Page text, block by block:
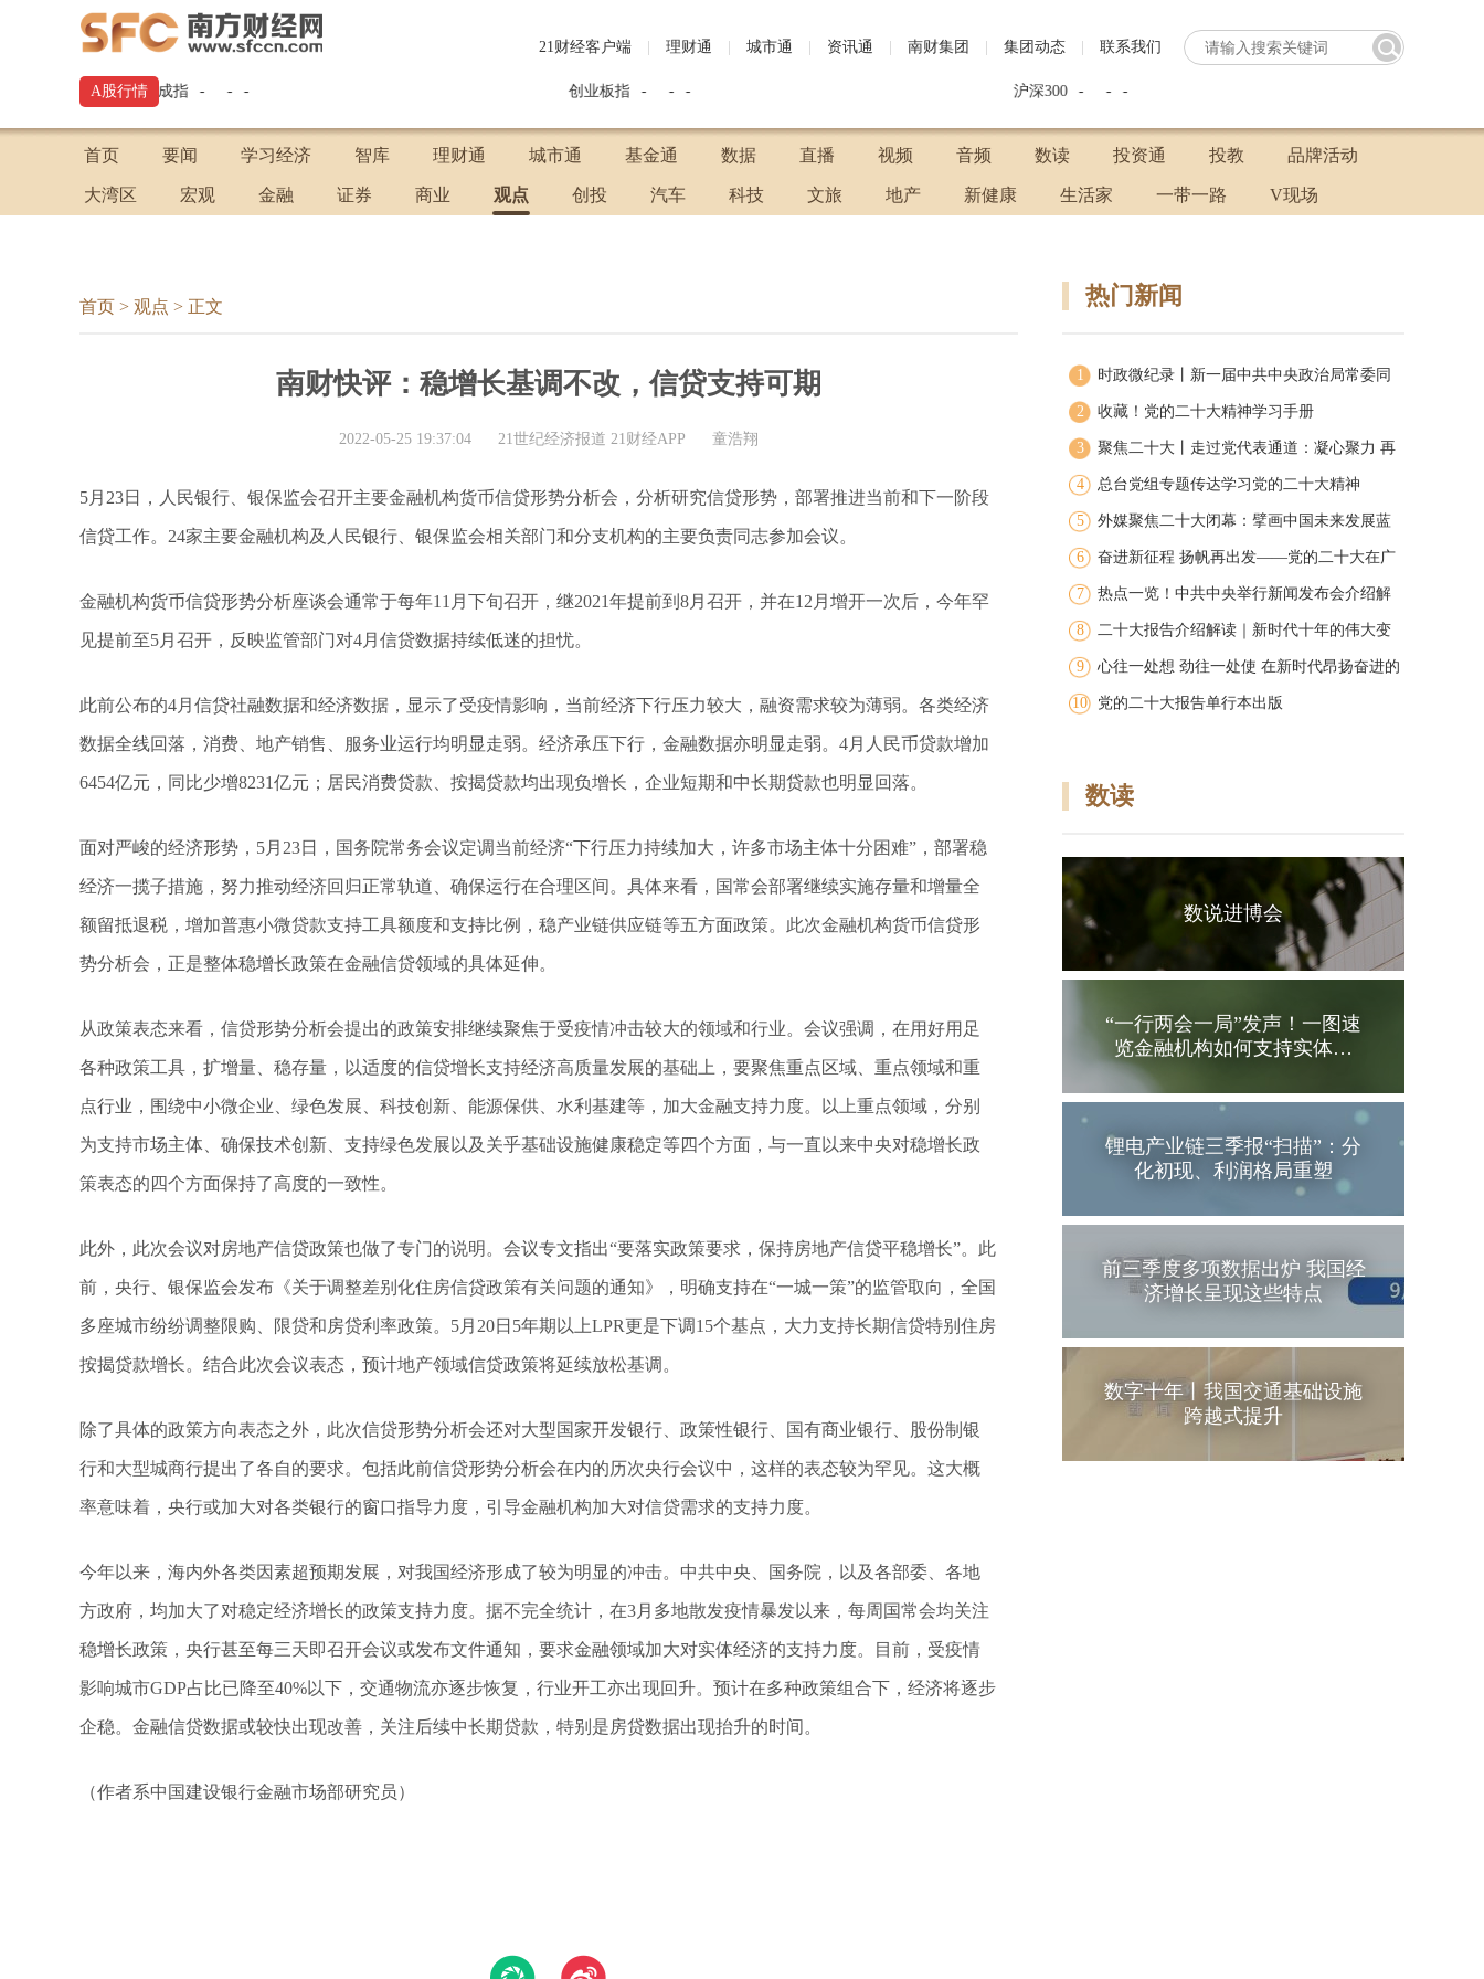
21财经客户端 理财通 城市通 资讯通 南财集团 集团动态 联系我们
A股行情
深证成指 - 创业板指 - 沪深300 -
首页 要闻 学习经济 智库 理财通 城市通 基金通 数据 直播 视频 音频 数读 投资通 投教 品牌活动
大湾区 宏观 金融 证券 商业 观点 创投 汽车 科技 文旅 地产 新健康 生活家 一带一路 V现场
首页 > 观点 > 正文
南财快评：稳增长基调不改，信贷支持可期
2022-05-25 19:37:04 21世纪经济报道 21财经APP 童浩翔
5月23日，人民银行、银保监会召开主要金融机构货币信贷形势分析会，分析研究信贷形势，部署推进当前和下一阶段
信贷工作。24家主要金融机构及人民银行、银保监会相关部门和分支机构的主要负责同志参加会议。
金融机构货币信贷形势分析座谈会通常于每年11月下旬召开，继2021年提前到8月召开，并在12月增开一次后，今年罕
见提前至5月召开，反映监管部门对4月信贷数据持续低迷的担忧。
此前公布的4月信贷社融数据和经济数据，显示了受疫情影响，当前经济下行压力较大，融资需求较为薄弱。各类经济
数据全线回落，消费、地产销售、服务业运行均明显走弱。经济承压下行，金融数据亦明显走弱。4月人民币贷款增加
6454亿元，同比少增8231亿元；居民消费贷款、按揭贷款均出现负增长，企业短期和中长期贷款也明显回落。
面对严峻的经济形势，5月23日，国务院常务会议定调当前经济“下行压力持续加大，许多市场主体十分困难”，部署稳
经济一揽子措施，努力推动经济回归正常轨道、确保运行在合理区间。具体来看，国常会部署继续实施存量和增量全
额留抵退税，增加普惠小微贷款支持工具额度和支持比例，稳产业链供应链等五方面政策。此次金融机构货币信贷形
势分析会，正是整体稳增长政策在金融信贷领域的具体延伸。
从政策表态来看，信贷形势分析会提出的政策安排继续聚焦于受疫情冲击较大的领域和行业。会议强调，在用好用足
各种政策工具，扩增量、稳存量，以适度的信贷增长支持经济高质量发展的基础上，要聚焦重点区域、重点领域和重
点行业，围绕中小微企业、绿色发展、科技创新、能源保供、水利基建等，加大金融支持力度。以上重点领域，分别
为支持市场主体、确保技术创新、支持绿色发展以及关乎基础设施健康稳定等四个方面，与一直以来中央对稳增长政
策表态的四个方面保持了高度的一致性。
此外，此次会议对房地产信贷政策也做了专门的说明。会议专文指出“要落实政策要求，保持房地产信贷平稳增长”。此
前，央行、银保监会发布《关于调整差别化住房信贷政策有关问题的通知》，明确支持在“一城一策”的监管取向，全国
多座城市纷纷调整限购、限贷和房贷利率政策。5月20日5年期以上LPR更是下调15个基点，大力支持长期信贷特别住房
按揭贷款增长。结合此次会议表态，预计地产领域信贷政策将延续放松基调。
除了具体的政策方向表态之外，此次信贷形势分析会还对大型国家开发银行、政策性银行、国有商业银行、股份制银
行和大型城商行提出了各自的要求。包括此前信贷形势分析会在内的历次央行会议中，这样的表态较为罕见。这大概
率意味着，央行或加大对各类银行的窗口指导力度，引导金融机构加大对信贷需求的支持力度。
今年以来，海内外各类因素超预期发展，对我国经济形成了较为明显的冲击。中共中央、国务院，以及各部委、各地
方政府，均加大了对稳定经济增长的政策支持力度。据不完全统计，在3月多地散发疫情暴发以来，每周国常会均关注
稳增长政策，央行甚至每三天即召开会议或发布文件通知，要求金融领域加大对实体经济的支持力度。目前，受疫情
影响城市GDP占比已降至40%以下，交通物流亦逐步恢复，行业开工亦出现回升。预计在多种政策组合下，经济将逐步
企稳。金融信贷数据或较快出现改善，关注后续中长期贷款，特别是房贷数据出现抬升的时间。
（作者系中国建设银行金融市场部研究员）
热门新闻
1 时政微纪录丨新一届中共中央政治局常委同
中外记者见面
2 收藏！党的二十大精神学习手册
3 聚焦二十大丨走过党代表通道：凝心聚力 再
启新程
4 总台党组专题传达学习党的二十大精神
5 外媒聚焦二十大闭幕：擘画中国未来发展蓝
图
6 奋进新征程 扬帆再出发——党的二十大在广
大干部群众中引发强烈反响
7 热点一览！中共中央举行新闻发布会介绍解
读党的二十大报告
8 二十大报告介绍解读｜新时代十年的伟大变
革
9 心往一处想 劲往一处使 在新时代昂扬奋进的
洪流中争创广东新的辉煌 广东团代表在学习
10 党的二十大报告单行本出版
数读
数说进博会
“一行两会一局”发声！一图速
览金融机构如何支持实体…
锂电产业链三季报“扫描”：分
化初现、利润格局重塑
前三季度多项数据出炉 我国经
济增长呈现这些特点
数字十年丨我国交通基础设施
跨越式提升